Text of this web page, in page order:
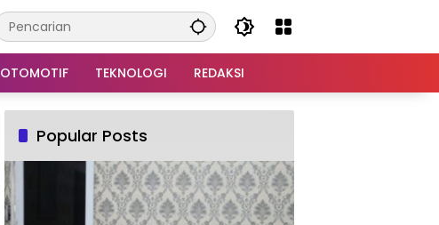
OTOMOTIF TEKNOLOGI REDAKSI
Popular Posts